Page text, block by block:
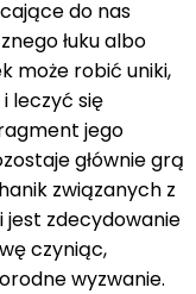
do nas
łuku albo
może robić uniki,
leczyć się
jego
głównie grą
związanych z
jest zdecydowanie
czyniąc,
wyzwanie.